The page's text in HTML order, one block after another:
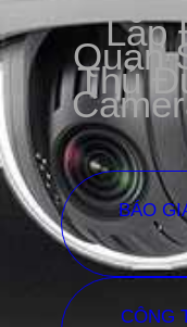
Lắp
Quan
Thủ
BÁO
CÔNG